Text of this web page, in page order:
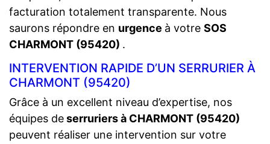
facturation totalement transparente. Nous
saurons répondre en urgence à votre SOS
CHARMONT (95420) .
INTERVENTION RAPIDE D’UN SERRURIER À
CHARMONT (95420)
Grâce à un excellent niveau d’expertise, nos
équipes deserruriers à CHARMONT (95420)
peuvent réaliser une intervention sur votre